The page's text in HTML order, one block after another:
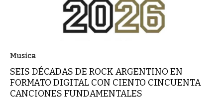
Musica
SEIS DÉCADAS DE ROCK ARGENTINO EN
FORMATO DIGITAL CON CIENTO CINCUENTA
CANCIONES FUNDAMENTALES